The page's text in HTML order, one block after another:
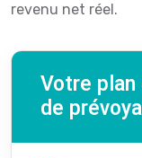
revenu net réel.
Votre plan
de